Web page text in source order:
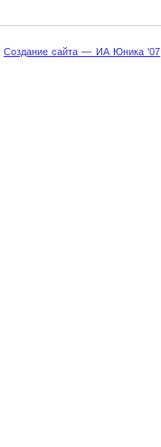
Создание сайта — ИА Юника '07